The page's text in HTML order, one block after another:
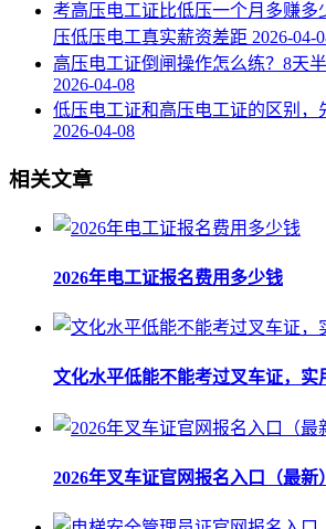
考高压电工证比低压一个月多赚多
压低压电工真实薪资差距 2026-04-
高压电工证倒闸操作怎么练？8天
2026-04-08
低压电工证和高压电工证的区别，
2026-04-08
相关文章
2026年电工证报名费用多少钱
文化水平低能不能考过叉车证，实
2026年叉车证官网报名入口（最新）